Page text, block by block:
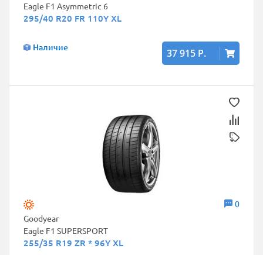
Eagle F1 Asymmetric 6
295/40 R20 FR 110Y XL
Наличие 37 915 Р.
0
Goodyear
Eagle F1 SUPERSPORT
255/35 R19 ZR * 96Y XL